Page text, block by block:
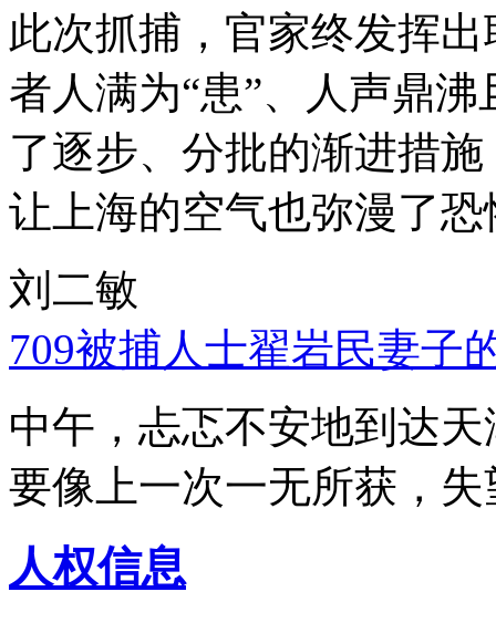
此次抓捕，官家终发挥
者人满为“患”、人声鼎
了逐步、分批的渐进措
让上海的空气也弥漫了
刘二敏
709被捕人士翟岩民妻子
中午，忐忑不安地到达
要像上一次一无所获，
人权信息